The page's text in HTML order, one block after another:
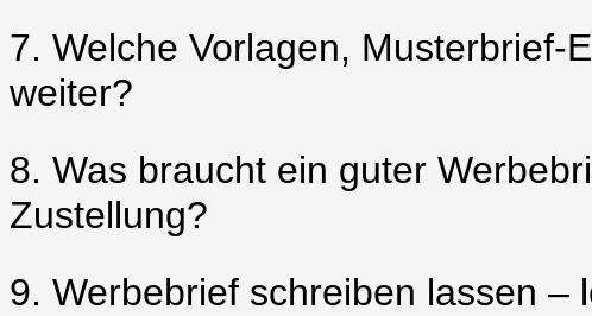
7. Welche Vorlagen, Musterbrief-
weiter?
8. Was braucht ein guter
Zustellung?
9. Werbebrief schreiben lassen –